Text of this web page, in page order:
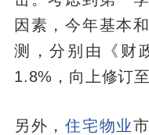
因素，今年基本
测，分别由《财
1.8%，向上修订
另外，住宅物业